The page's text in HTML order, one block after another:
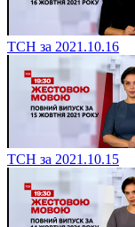
ТСН за 2021.10.16
ТСН за 2021.10.15